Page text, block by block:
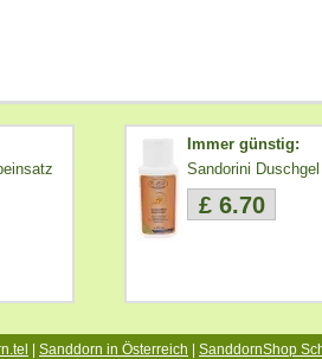
Immer günstig:
Sandorini
£ 6.70
Sanddorn in Österreich SanddornShop